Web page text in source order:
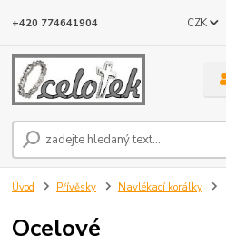
CZK
+420 774641904
Úvod Přívěsky Navlékací korálky
Ocelové